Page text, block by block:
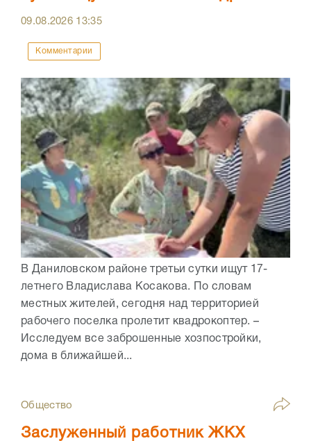
09.08.2026 13:35
Комментарии
В Даниловском районе третьи сутки ищут 17-
летнего Владислава Косакова. По словам
местных жителей, сегодня над территорией
рабочего поселка пролетит квадрокоптер. –
Исследуем все заброшенные хозпостройки,
дома в ближайшей...
Общество
Заслуженный работник ЖКХ